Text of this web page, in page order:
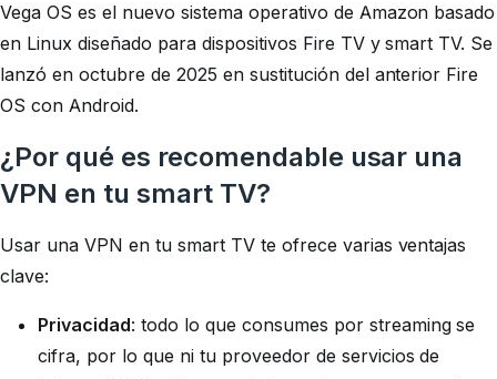
Vega OS es el nuevo sistema operativo de Amazon basado
en Linux diseñado para dispositivos Fire TV y smart TV. Se
lanzó en octubre de 2025 en sustitución del anterior Fire
OS con Android.
¿Por qué es recomendable usar una
VPN en tu smart TV?
Usar una VPN en tu smart TV te ofrece varias ventajas
clave:
Privacidad: todo lo que consumes por streaming se
cifra, por lo que ni tu proveedor de servicios de